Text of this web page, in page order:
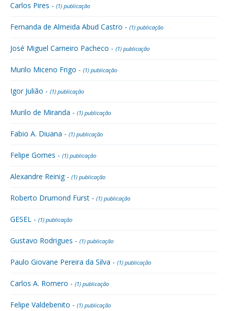
Carlos Pires - (1) publicação
Fernanda de Almeida Abud Castro - (1) publicação
José Miguel Carneiro Pacheco - (1) publicação
Murilo Miceno Frigo - (1) publicação
Igor Julião - (1) publicação
Murilo de Miranda - (1) publicação
Fabio A. Diuana - (1) publicação
Felipe Gomes - (1) publicação
Alexandre Reinig - (1) publicação
Roberto Drumond Furst - (1) publicação
GESEL - (1) publicação
Gustavo Rodrigues - (1) publicação
Paulo Giovane Pereira da Silva - (1) publicação
Carlos A. Romero - (1) publicação
Felipe Valdebenito - (1) publicação